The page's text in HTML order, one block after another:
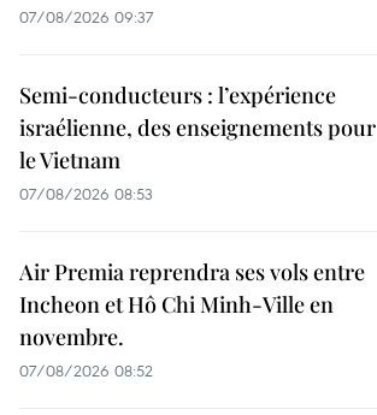
07/08/2026 09:37
Semi-conducteurs : l’expérience
israélienne, des enseignements pour
le Vietnam
07/08/2026 08:53
Air Premia reprendra ses vols entre
Incheon et Hô Chi Minh-Ville en
novembre.
07/08/2026 08:52